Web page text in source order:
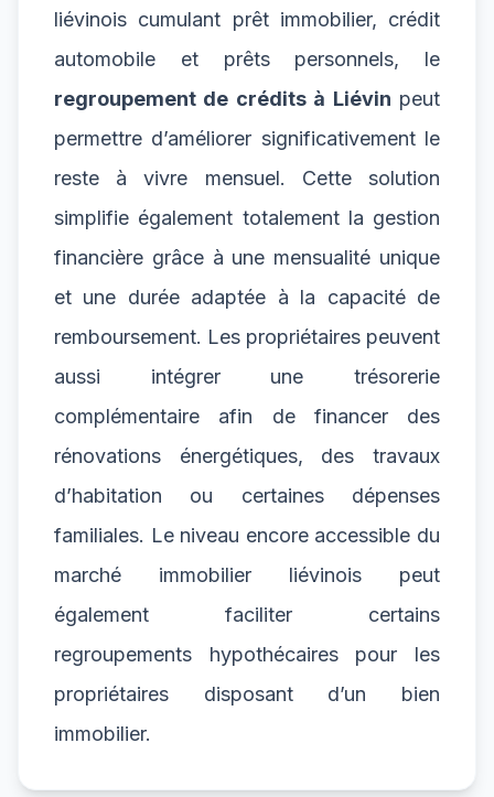
liévinois cumulant prêt immobilier, crédit
automobile et prêts personnels, le
regroupement de crédits à Liévin peut
permettre d’améliorer significativement le
reste à vivre mensuel. Cette solution
simplifie également totalement la gestion
financière grâce à une mensualité unique
et une durée adaptée à la capacité de
remboursement. Les propriétaires peuvent
aussi intégrer une trésorerie
complémentaire afin de financer des
rénovations énergétiques, des travaux
d’habitation ou certaines dépenses
familiales. Le niveau encore accessible du
marché immobilier liévinois peut
également faciliter certains
regroupements hypothécaires pour les
propriétaires disposant d’un bien
immobilier.